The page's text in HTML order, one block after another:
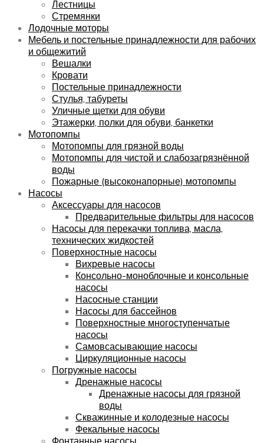
Лестницы
Стремянки
Лодочные моторы
Мебель и постельные принадлежности для рабочих
и общежитий
Вешалки
Кровати
Постельные принадлежности
Стулья, табуреты
Уличные щетки для обуви
Этажерки, полки для обуви, банкетки
Мотопомпы
Мотопомпы для грязной воды
Мотопомпы для чистой и слабозагрязнённой
воды
Пожарные (высоконапорные) мотопомпы
Насосы
Аксессуары для насосов
Предварительные фильтры для насосов
Насосы для перекачки топлива, масла,
технических жидкостей
Поверхностные насосы
Вихревые насосы
Консольно-моноблочные и консольные
насосы
Насосные станции
Насосы для бассейнов
Поверхностные многоступенчатые
насосы
Самовсасывающие насосы
Циркуляционные насосы
Погружные насосы
Дренажные насосы
Дренажные насосы для грязной
воды
Скважинные и колодезные насосы
Фекальные насосы
Фонтанные насосы